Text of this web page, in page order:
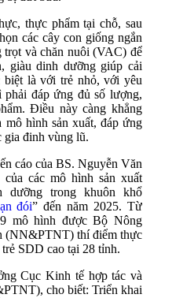
thực phẩm tại chỗ, sau
các cây con giống ngắn
trọt và chăn nuôi (VAC) để
giàu dinh dưỡng giúp cải
là với trẻ nhỏ, với yêu
đáp ứng đủ số lượng,
Điều này càng khẳng
mô hình sản xuất, đáp ứng
gia đinh vùng lũ.
cáo của BS. Nguyễn Văn
các mô hình sản xuất
dưỡng trong khuôn khổ
đói” đến năm 2025. Từ
mô hình được Bộ Nông
(NN&PTNT) thí điểm thực
SDD cao tại 28 tỉnh.
Cục Kinh tế hợp tác và
cho biết: Triển khai